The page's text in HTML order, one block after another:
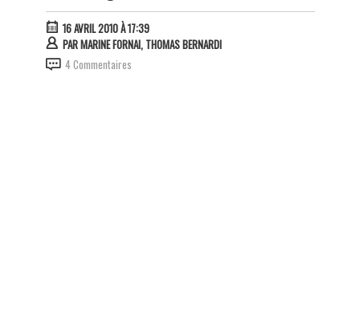
16 AVRIL 2010 À 17:39
PARMARINE FORNAI, THOMAS BERNARDI
4 Commentaires